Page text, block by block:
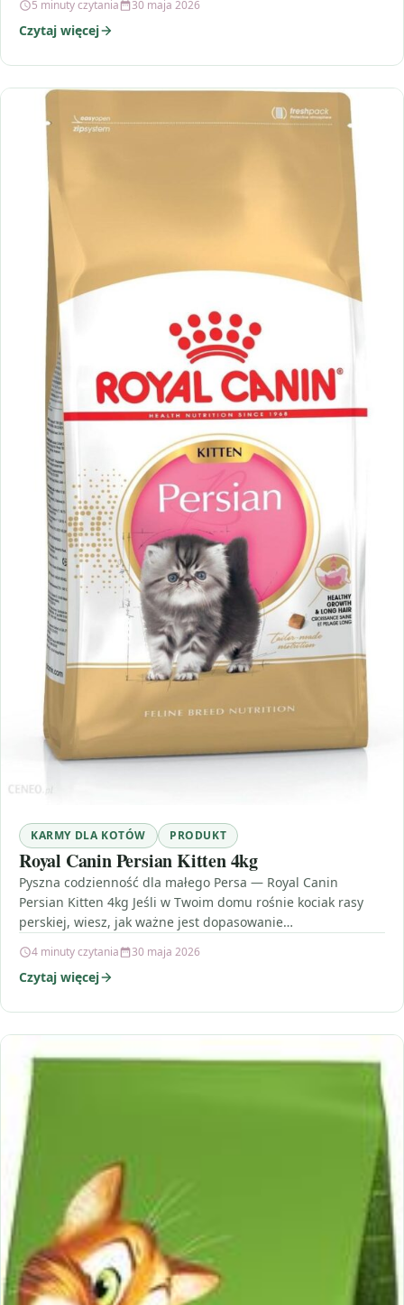
5 minuty czytania 30 maja 2026
Czytaj więcej
KARMY DLA KOTÓW PRODUKT
Royal Canin Persian Kitten 4kg
Pyszna codzienność dla małego Persa — Royal Canin
Persian Kitten 4kg Jeśli w Twoim domu rośnie kociak rasy
perskiej, wiesz, jak ważne jest dopasowanie…
4 minuty czytania 30 maja 2026
Czytaj więcej